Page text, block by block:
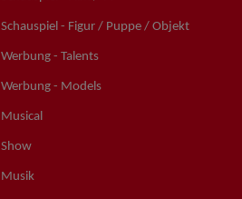
Schauspiel - Figur / Puppe / Objekt
Werbung - Talents
Werbung - Models
Musical
Show
Musik